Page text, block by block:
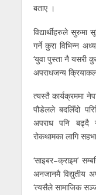
बताए ।
विद्यार्थीहरुले सुरुमा
गर्ने कुरा विभिन्न
‘युवा पुस्ता नै यसरी
अपराधजन्य
त्यस्तै कार्यक्रममा
पौडेलले बदलिँदो
अपराध पनि बढ्दै
रोकथामका लागि
‘साइबर–क्राइम’
अनजानमै विद्युतीय
‘त्यसैले सामाजिक